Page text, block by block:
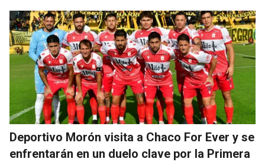
Deportivo Morón visita a Chaco For Ever y se
enfrentarán en un duelo clave por la Primera